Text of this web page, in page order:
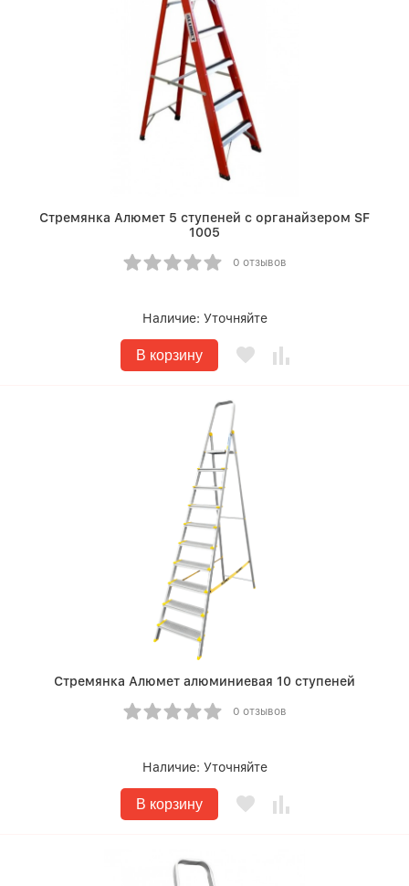
Стремянка Алюмет 5 ступеней с органайзером SF
1005
0 отзывов
Наличие: Уточняйте
В корзину
Стремянка Алюмет алюминиевая 10 ступеней
0 отзывов
Наличие: Уточняйте
В корзину